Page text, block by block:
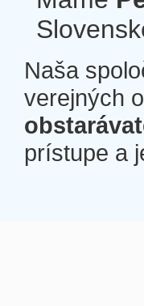
Naša
verejných
prístupe a